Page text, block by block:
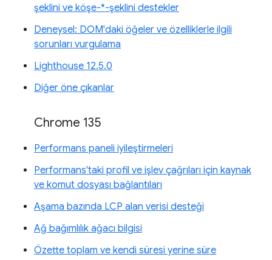
şeklini ve köşe-*-şeklini destekler
Deneysel: DOM'daki öğeler ve özelliklerle ilgili
sorunları vurgulama
Lighthouse 12.5.0
Diğer öne çıkanlar
Chrome 135
Performans paneli iyileştirmeleri
Performans'taki profil ve işlev çağrıları için kaynak
ve komut dosyası bağlantıları
Aşama bazında LCP alan verisi desteği
Ağ bağımlılık ağacı bilgisi
Özette toplam ve kendi süresi yerine süre